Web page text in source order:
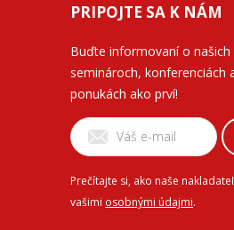
PRIPOJTE SA K NÁM
Buďte informovaní o našich
seminároch, konferenciách
ponukách ako prví!
Prečítajte si, ako naše
vašimi osobnými údajmi.